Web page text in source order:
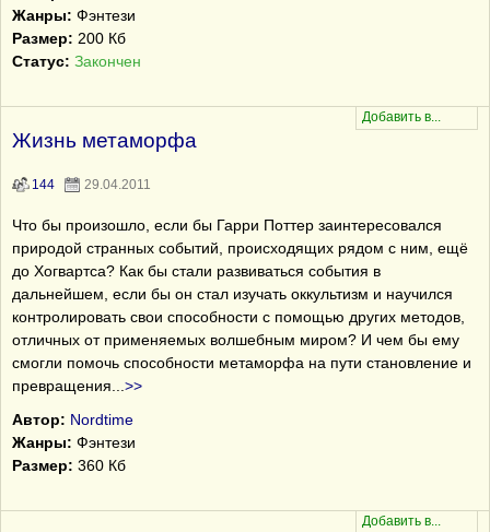
Жанры: Фэнтези
Размер: 200 Кб
Статус: Закончен
Жизнь метаморфа
144 29.04.2011
Что бы произошло, если бы Гарри Поттер заинтересовался
природой странных событий, происходящих рядом с ним, ещё
до Хогвартса? Как бы стали развиваться события в
дальнейшем, если бы он стал изучать оккультизм и научился
контролировать свои способности с помощью других методов,
отличных от применяемых волшебным миром? И чем бы ему
смогли помочь способности метаморфа на пути становление и
превращения
>>
Автор: Nordtime
Жанры: Фэнтези
Размер: 360 Кб